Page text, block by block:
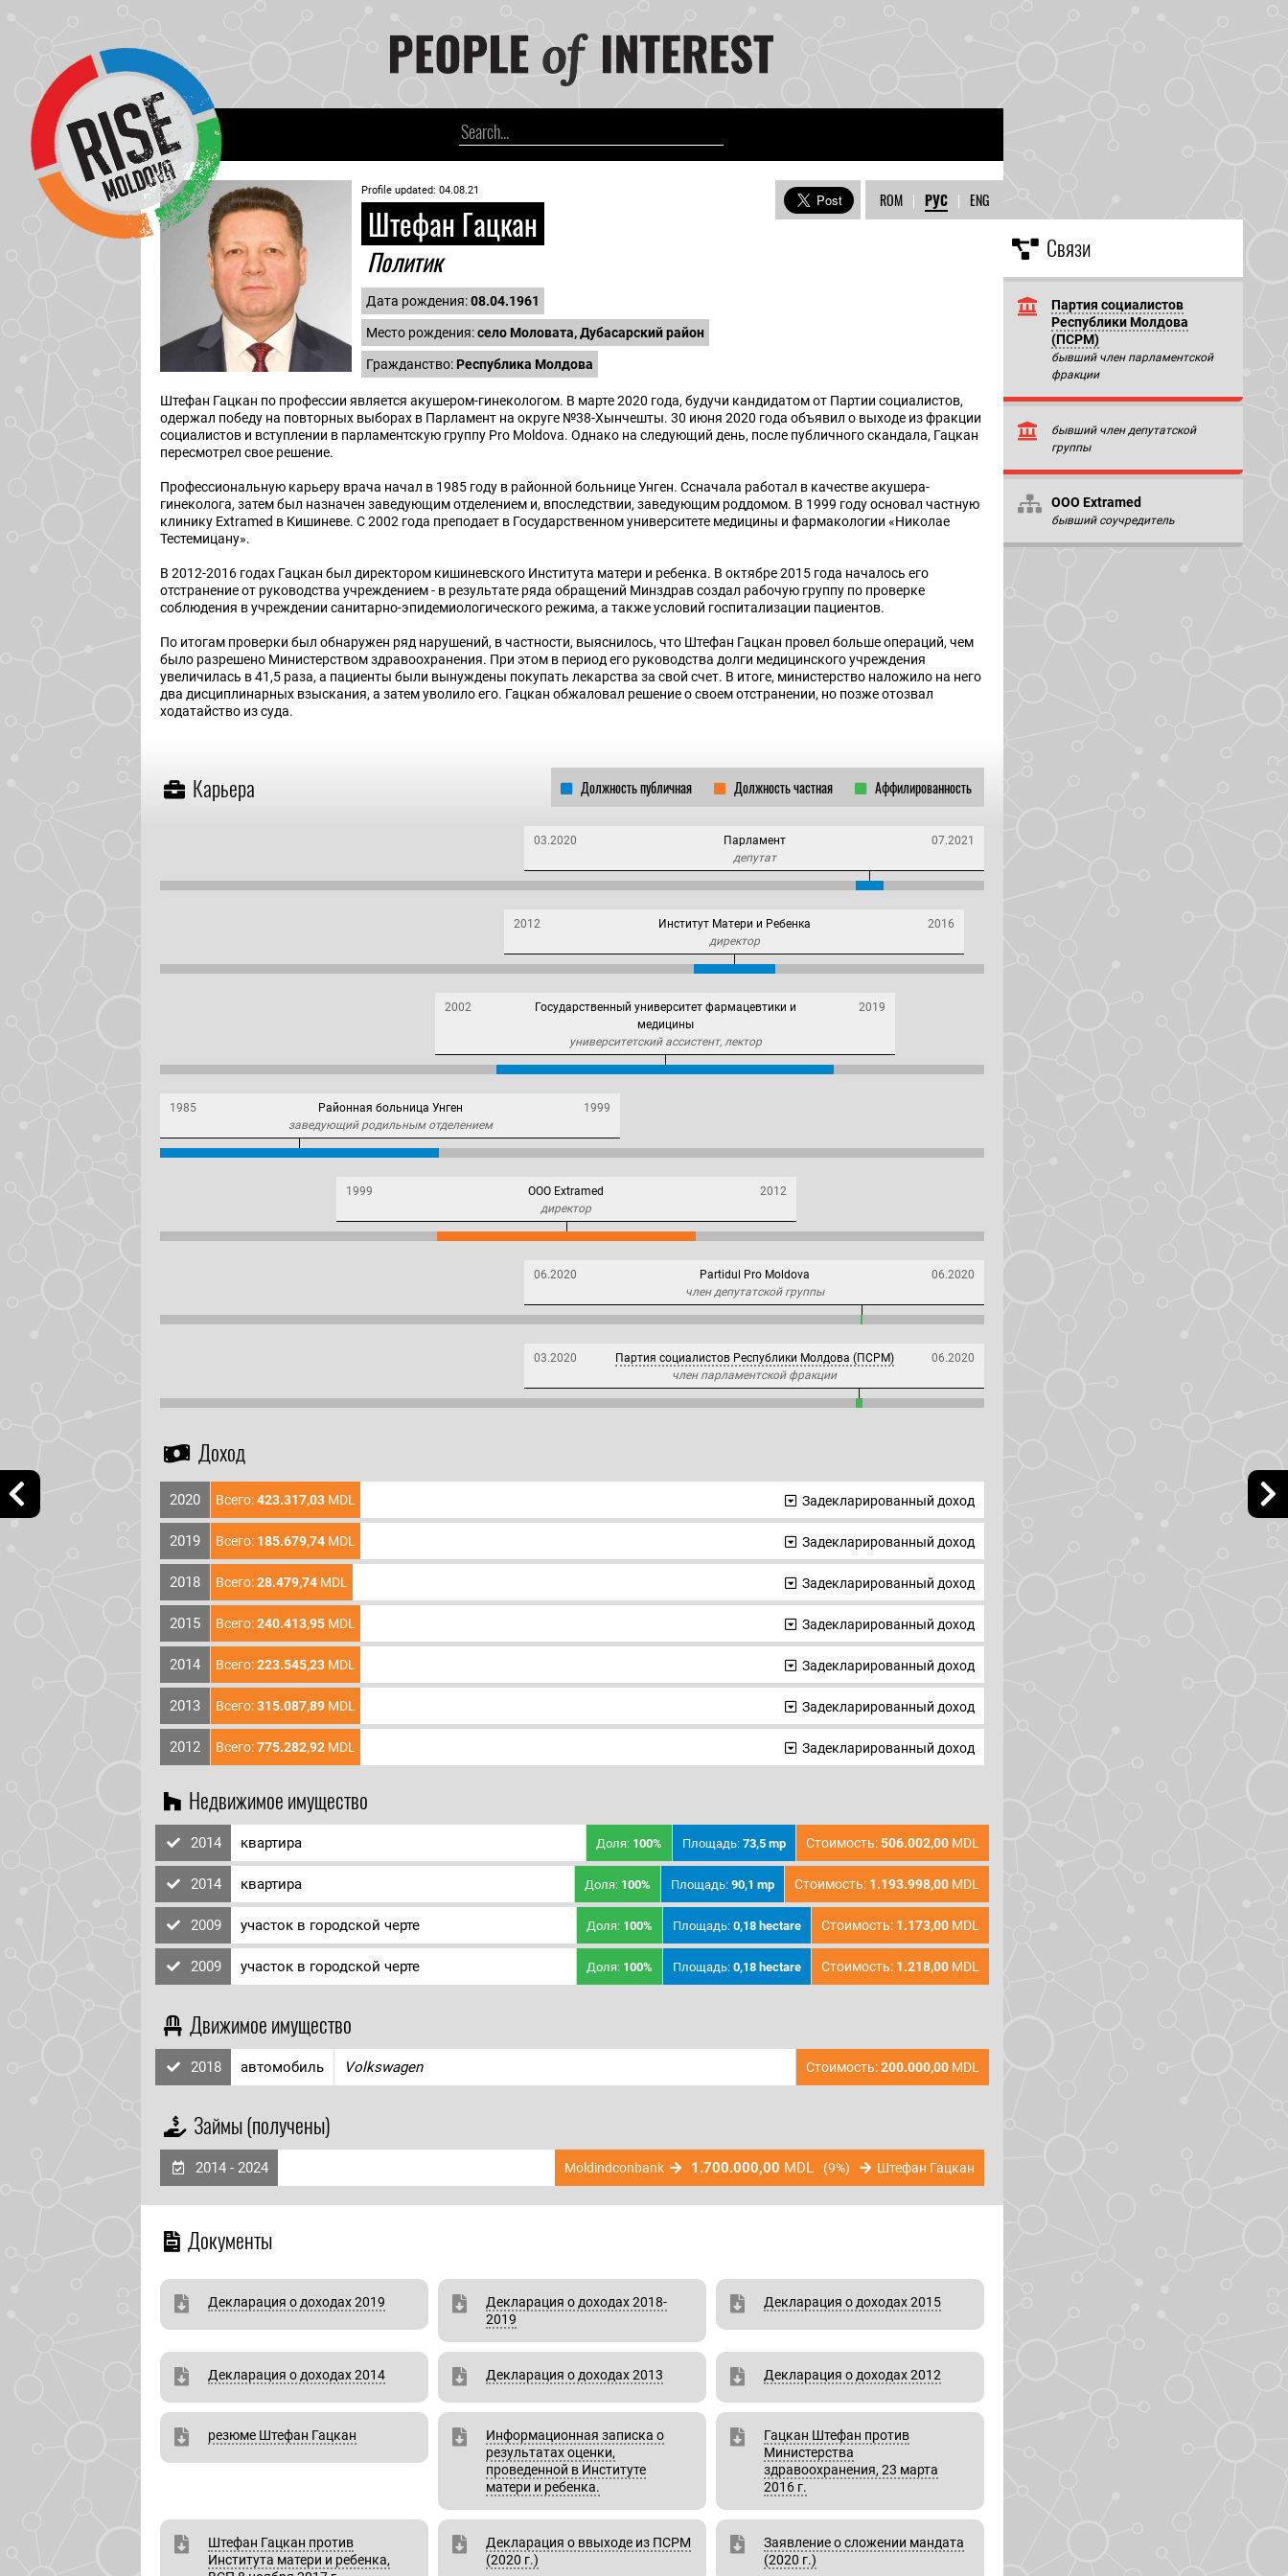
ENG
|
РУС
|
ROM
Profile updated: 04.08.21
Штефан Гацкан
Политик
Дата рождения:08.04.1961
Место рождения:село Моловата, Дубасарский район
Гражданство: Республика Молдова
Штефан Гацкан по профессии является акушером-гинекологом. В марте 2020 года, будучи кандидатом от Партии социалистов,
одержал победу на повторных выборах в Парламент на округе №38-Хынчешты. 30 июня 2020 года объявил о выходе из фракции
социалистов и вступлении в парламентскую группу Pro Moldova. Однако на следующий день, после публичного скандала, Гацкан
пересмотрел свое решение.
Профессиональную карьеру врача начал в 1985 году в районной больнице Унген. Ссначала работал в качестве акушера-
гинеколога, затем был назначен заведующим отделением и, впоследствии, заведующим роддомом. В 1999 году основал частную
клинику Extramed в Кишиневе. С 2002 года преподает в Государственном университете медицины и фармакологии «Николае
Тестемицану».
В 2012-2016 годах Гацкан был директором кишиневского Института матери и ребенка. В октябре 2015 года началось его
отстранение от руководства учреждением - в результате ряда обращений Минздрав создал рабочую группу по проверке
соблюдения в учреждении санитарно-эпидемиологического режима, а также условий госпитализации пациентов.
По итогам проверки был обнаружен ряд нарушений, в частности, выяснилось, что Штефан Гацкан провел больше операций, чем
было разрешено Министерством здравоохранения. При этом в период его руководства долги медицинского учреждения
увеличилась в 41,5 раза, а пациенты были вынуждены покупать лекарства за свой счет. В итоге, министерство наложило на него
два дисциплинарных взыскания, а затем уволило его. Гацкан обжаловал решение о своем отстранении, но позже отозвал
ходатайство из суда.
Аффилированность
Должность частная
Должность публичная
Карьера
03.2020 Парламент
07.2021
депутат
2012 Институт Матери и Ребенка
2016
директор
2002
Государственный университет фармацевтики и
медицины
2019
университетский ассистент, лектор
1985 Районная больница Унген
1999
заведующий родильным отделением
1999 ООО Extramed
2012
директор
06.2020 Partidul Pro Moldova
06.2020
член депутатской группы
03.2020 Партия социалистов Республики Молдова (ПСРМ)
06.2020
член парламентской фракции
Доход
2020 Всего:423.317,03 MDL Задекларированный доход
2019 Всего: 185.679,74 MDL Задекларированный доход
2018 Всего:28.479,74 MDL Задекларированный доход
2015 Всего:240.413,95 MDL Задекларированный доход
2014 Всего:223.545,23 MDL Задекларированный доход
2013 Всего:315.087,89 MDL Задекларированный доход
2012 Всего:775.282,92 MDL Задекларированный доход
Недвижимое имущество
2014 квартира Стоимость:506.002,00 MDL
Площадь: 73,5 mp
Доля: 100%
2014 квартира Стоимость: 1.193.998,00 MDL
Площадь: 90,1 mp
Доля: 100%
2009 участок в городской черте Стоимость: 1.173,00 MDL
Площадь: 0,18 hectare
Доля: 100%
2009 участок в городской черте Стоимость: 1.218,00 MDL
Площадь: 0,18 hectare
Доля: 100%
Движимое имущество
2018 автомобиль Volkswagen Стоимость:200.000,00 MDL
Займы (получены)
2014 - 2024 Штефан Гацкан
(9%)
1.700.000,00 MDL
Moldindconbank
Документы
Декларация о доходах 2019
Декларация о доходах 2018-
2019
Декларация о доходах 2015
Декларация о доходах 2014 Декларация о доходах 2013 Декларация о доходах 2012
резюме Штефан Гацкан
Информационная записка о
результатах оценки,
проведенной в Институте
матери и ребенка.
Гацкан Штефан против
Министерства
здравоохранения, 23 марта
2016 г.
Штефан Гацкан против
Института матери и ребенка,
Декларация о ввыходе из ПСРМ
(2020 г.)
Заявление о сложении мандата
(2020 г.)
Связи
Партия социалистов
Республики Молдова
(ПСРМ)
бывший член парламентской
фракции
бывший член депутатской
группы
ООО Extramed
бывший соучредитель